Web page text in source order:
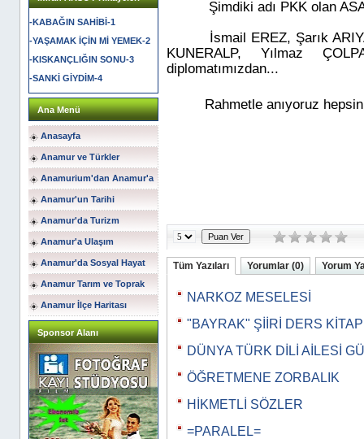
-KABAĞIN SAHİBİ-1
-YAŞAMAK İÇİN Mİ YEMEK-2
-KISKANÇLIĞIN SONU-3
-SANKİ GİYDİM-4
Ana Menü
Anasayfa
Anamur ve Türkler
Anamurium'dan Anamur'a
Anamur'un Tarihi
Anamur'da Turizm
Anamur'a Ulaşım
Anamur'da Sosyal Hayat
Anamur Tarım ve Toprak
Anamur İlçe Haritası
Sponsor Alanı
Şimdiki adı PKK olan
İsmail EREZ, Şarık
KUNERALP, Yılmaz
diplomatımızdan...
Rahmetle anıyoruz
Tüm Yazıları Yorumlar (0) Yorum
NARKOZ MESELESİ
"BAYRAK" ŞİİRİ DERS
DÜNYA TÜRK DİLİ AİLESİ
ÖĞRETMENE ZORBALIK
HİKMETLİ SÖZLER
=PARALEL=